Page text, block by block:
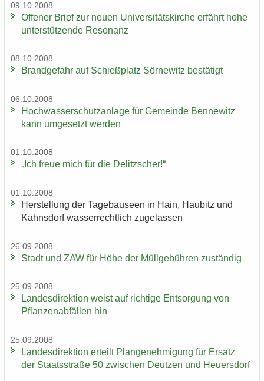
09.10.2008
Of­fe­ner Brief zur neuen Uni­ver­si­täts­kir­che er­fährt hohe
un­ter­stüt­zen­de Re­so­nanz
08.10.2008
Brand­ge­fahr auf Schieß­platz Sör­ne­witz be­stä­tigt
06.10.2008
Hoch­was­ser­schutz­an­la­ge für Ge­mein­de Ben­ne­witz
kann um­ge­setzt wer­den
01.10.2008
„Ich freue mich für die De­litz­scher!“
01.10.2008
Her­stel­lung der Ta­ge­bau­se­en in Hain, Hau­bitz und
Kahns­dorf was­ser­recht­lich zu­ge­las­sen
26.09.2008
Stadt und ZAW für Höhe der Müll­ge­büh­ren zu­stän­dig
25.09.2008
Lan­des­di­rek­ti­on weist auf rich­ti­ge Ent­sor­gung von
Pflan­zen­ab­fäl­len hin
25.09.2008
Lan­des­di­rek­ti­on er­teilt Plan­ge­neh­mi­gung für Er­satz
der Staats­stra­ße 50 zwi­schen Deut­zen und Heu­ers­dorf